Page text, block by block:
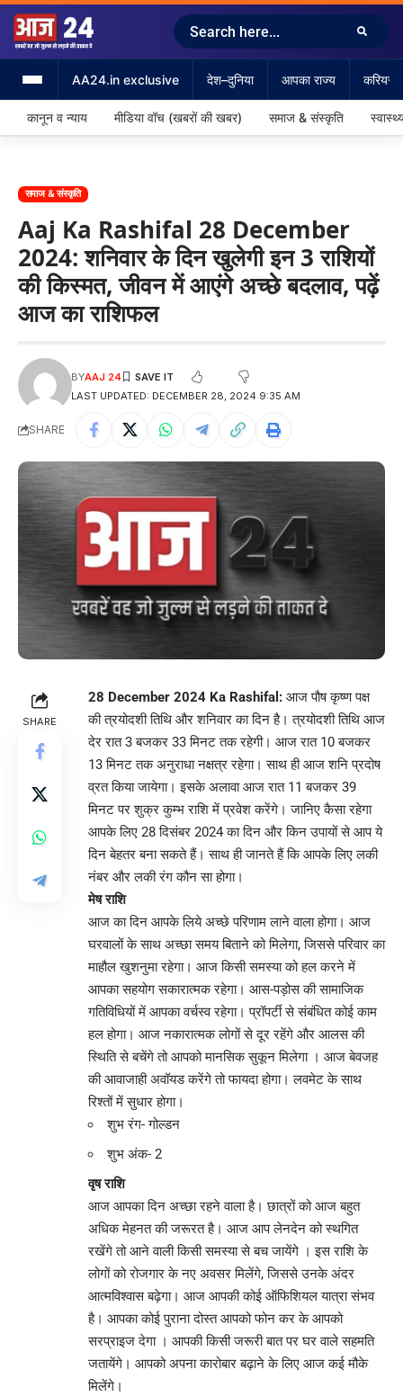
AA24.in exclusive देश–दुनिया आपका राज्य करियर
कानून व न्याय मीडिया वॉच (खबरों की खबर) समाज & संस्कृति
समाज & संस्कृति
Aaj Ka Rashifal 28 December
2024: शनिवार के दिन खुलेगी इन 3 राशियों
की किस्मत, जीवन में आएंगे अच्छे बदलाव, पढ़ें
आज का राशिफल
LAST UPDATED: DECEMBER 28, 2024 9:35 AM
BYAAJ 24
SHARE
SHARE
28 December 2024 Ka Rashifal: आज पौष कृष्ण पक्ष
की त्रयोदशी तिथि और शनिवार का दिन है। त्रयोदशी तिथि आज
देर रात 3 बजकर 33 मिनट तक रहेगी। आज रात 10 बजकर
13 मिनट तक अनुराधा नक्षत्र रहेगा। साथ ही आज शनि प्रदोष
व्रत किया जायेगा। इसके अलावा आज रात 11 बजकर 39
मिनट पर शुक्र कुम्भ राशि में प्रवेश करेंगे। जानिए कैसा रहेगा
आपके लिए 28 दिसंबर 2024 का दिन और किन उपायों से आप ये
दिन बेहतर बना सकते हैं। साथ ही जानते हैं कि आपके लिए लकी
नंबर और लकी रंग कौन सा होगा।
मेष राशि
आज का दिन आपके लिये अच्छे परिणाम लाने वाला होगा। आज
घरवालों के साथ अच्छा समय बिताने को मिलेगा, जिससे परिवार का
माहौल खुशनुमा रहेगा। आज किसी समस्या को हल करने में
आपका सहयोग सकारात्मक रहेगा। आस-पड़ोस की सामाजिक
गतिविधियों में आपका वर्चस्व रहेगा। प्रॉपर्टी से संबंधित कोई काम
हल होगा। आज नकारात्मक लोगों से दूर रहेंगे और आलस की
स्थिति से बचेंगे तो आपको मानसिक सुकून मिलेगा । आज बेवजह
की आवाजाही अवॉयड करेंगे तो फायदा होगा। लवमेट के साथ
रिश्तों में सुधार होगा।
शुभ रंग- गोल्डन
शुभ अंक- 2
वृष राशि
आज आपका दिन अच्छा रहने वाला है। छात्रों को आज बहुत
अधिक मेहनत की जरूरत है। आज आप लेनदेन को स्थगित
रखेंगे तो आने वाली किसी समस्या से बच जायेंगे । इस राशि के
लोगों को रोजगार के नए अवसर मिलेंगे, जिससे उनके अंदर
आत्मविश्वास बढ़ेगा। आज आपकी कोई ऑफिशियल यात्रा संभव
है। आपका कोई पुराना दोस्त आपको फोन कर के आपको
सरप्राइज देगा । आपकी किसी जरूरी बात पर घर वाले सहमति
जतायेंगे। आपको अपना कारोबार बढ़ाने के लिए आज कई मौके
मिलेंगे।